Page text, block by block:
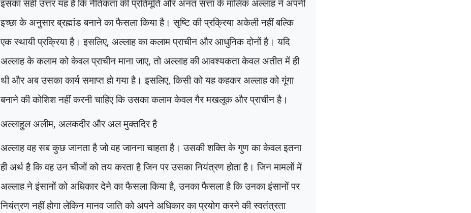
इसका सही उत्तर यह है कि नैतिकता की प्रतिमूर्ति और अनंत सत्ता के मालिक अल्लाह ने अपनी
इच्छा के अनुसार ब्रह्मांड बनाने का फैसला किया है। सृष्टि की प्रक्रिया अकेली नहीं बल्कि
एक स्थायी प्रक्रिया है। इसलिए, अल्लाह का कलाम प्राचीन और आधुनिक दोनों है। यदि
अल्लाह के कलाम को केवल प्राचीन माना जाए,तो अल्लाह की आवश्यकता केवल अतीत में ही
थी और अब उसका कार्य समाप्त हो गया है। इसलिए,किसी को यह कहकर अल्लाह को गूंगा
बनाने की कोशिश नहीं करनी चाहिए कि उसका कलाम केवल गैर मखलूक और प्राचीन है।
अल्लाहुल अलीम, अलकदीर और अल मुक्तदिर है
अल्लाह वह सब कुछ जानता है जो वह जानना चाहता है। उसकी शक्ति के गुण का केवल इतना
ही अर्थ है कि वह उन चीजों को तय करता है जिन पर उसका नियंत्रण होता है। जिन मामलों में
अल्लाह ने इंसानों को अधिकार देने का फैसला किया है,उनका फैसला है कि उनका इंसानों पर
नियंत्रण नहीं होगा लेकिन मानव जाति को अपने अधिकार का प्रयोग करने की स्वतंत्रता